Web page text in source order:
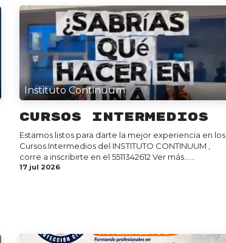
Instituto Continuum
Cursos Intermedios
Estamos listos para darte la mejor experiencia en los
Cursos Intermedios del INSTITUTO CONTINUUM ,
corre a inscribirte en el 5511342612 Ver más......
17 jul 2026